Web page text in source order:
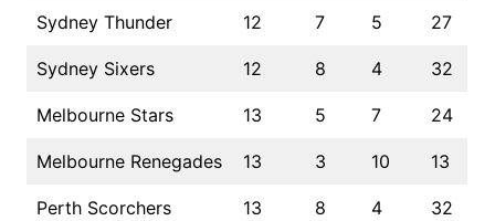
Sydney Thunder 12 7 5 27
Sydney Sixers 12 8 4 32
Melbourne Stars 13 5 7 24
Melbourne Renegades 13 3 10 13
Perth Scorchers 13 8 4 32